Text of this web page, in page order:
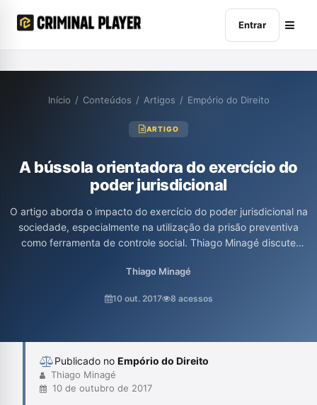
Entrar
Início / Conteúdos / Artigos / Empório do Direito
ARTIGO
A bússola orientadora do exercício do
poder jurisdicional
O artigo aborda o impacto do exercício do poder jurisdicional na
sociedade, especialmente na utilização da prisão preventiva
como ferramenta de controle social. Thiago Minagé discute
a função do direito como meio de dominação, além de analisar a
desigual de diferentes grupos sociais. O texto propõe uma
Thiago Minagé
10 out. 2017 8 acessos
Publicado no Empório do Direito
Thiago Minagé
10 de outubro de 2017